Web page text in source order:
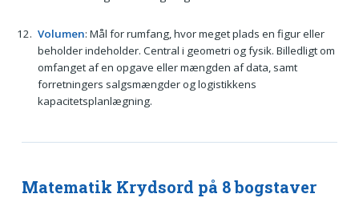
Volumen: Mål for rumfang, hvor meget plads en figur eller
beholder indeholder. Central i geometri og fysik. Billedligt om
omfanget af en opgave eller mængden af data, samt
forretningers salgsmængder og logistikkens
kapacitetsplanlægning.
Matematik Krydsord på 8 bogstaver